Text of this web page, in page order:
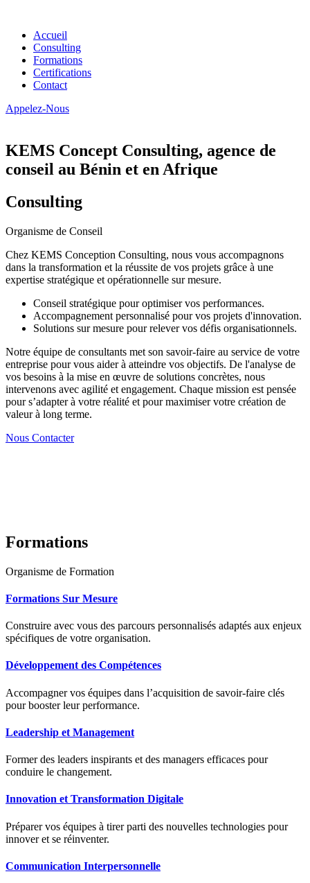
Accueil
Consulting
Formations
Certifications
Contact
Appelez-Nous
KEMS Concept Consulting, agence de
conseil au Bénin et en Afrique
Consulting
Organisme de Conseil
Chez KEMS Conception Consulting, nous vous accompagnons
dans la transformation et la réussite de vos projets grâce à une
expertise stratégique et opérationnelle sur mesure.
Conseil stratégique pour optimiser vos performances.
Accompagnement personnalisé pour vos projets d'innovation.
Solutions sur mesure pour relever vos défis organisationnels.
Notre équipe de consultants met son savoir-faire au service de votre
entreprise pour vous aider à atteindre vos objectifs. De l'analyse de
vos besoins à la mise en œuvre de solutions concrètes, nous
intervenons avec agilité et engagement. Chaque mission est pensée
pour s’adapter à votre réalité et pour maximiser votre création de
valeur à long terme.
Nous Contacter
Formations
Organisme de Formation
Formations Sur Mesure
Construire avec vous des parcours personnalisés adaptés aux enjeux
spécifiques de votre organisation.
Développement des Compétences
Accompagner vos équipes dans l’acquisition de savoir-faire clés
pour booster leur performance.
Leadership et Management
Former des leaders inspirants et des managers efficaces pour
conduire le changement.
Innovation et Transformation Digitale
Préparer vos équipes à tirer parti des nouvelles technologies pour
innover et se réinventer.
Communication Interpersonnelle